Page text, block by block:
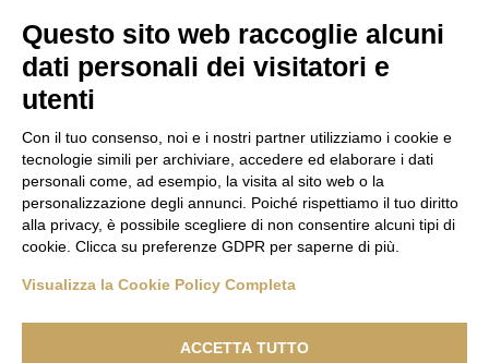
© Copyright | BOTTON D'ORO 2 di Davide De Podestà - Via Giuseppe
Verdi, 212 - 20080 Basiglio (MI) | C.F. DPDDVD90L10F205R | P.Iva
08007800967 Pec: bottondorodue@pec.it
Questo sito web raccoglie alcuni
dati personali dei visitatori e
utenti
Con il tuo consenso, noi e i nostri partner utilizziamo i cookie e
tecnologie simili per archiviare, accedere ed elaborare i dati
personali come, ad esempio, la visita al sito web o la
personalizzazione degli annunci. Poiché rispettiamo il tuo diritto
alla privacy, è possibile scegliere di non consentire alcuni tipi di
cookie. Clicca su preferenze GDPR per saperne di più.
Visualizza la Cookie Policy Completa
ACCETTA TUTTO